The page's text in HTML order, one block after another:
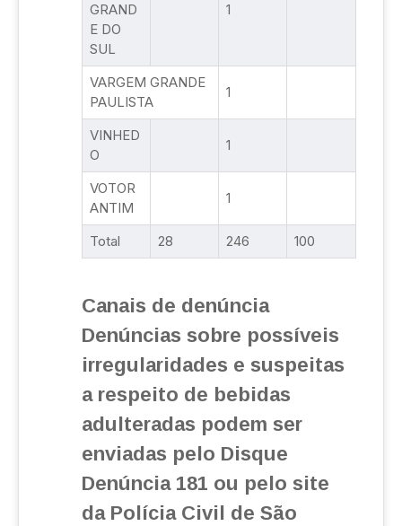
GRAND
E DO
SUL
1
VARGEM GRANDE
PAULISTA
1
VINHED
O
1
VOTOR
ANTIM
1
Total 28 246 100
Canais de denúncia
Denúncias sobre possíveis
irregularidades e suspeitas
a respeito de bebidas
adulteradas podem ser
enviadas pelo Disque
Denúncia 181 ou pelo site
da Polícia Civil de São